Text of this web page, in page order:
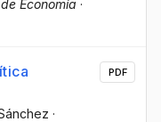
Economía ·
·
PDF